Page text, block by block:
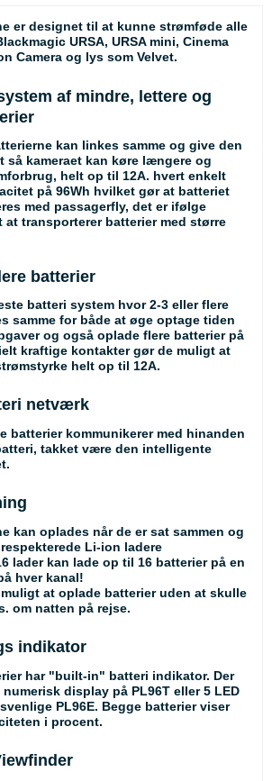
er designet til at kunne strømføde alle
URSA, URSA mini, Cinema
Camera og lys som Velvet.
af mindre, lettere og
kan linkes samme og give den
så kameraet kan køre længere og
helt op til 12A. hvert enkelt
på 96Wh hvilket gør at batteriet
med passagerfly, det er ifølge
at transporterer batterier med større
batterier
batteri system hvor 2-3 eller flere
samme for både at øge optage tiden
og også oplade flere batterier på
kraftige kontakter gør de muligt at
helt op til 12A.
netværk
batterier kommunikerer med hinanden
takket være den intelligente
kan oplades når de er sat sammen og
Li-ion ladere
lader kan lade op til 16 batterier på en
hver kanal!
at oplade batterier uden at skulle
om natten på rejse.
indikator
har "built-in" batteri indikator. Der
display på PL96T eller 5 LED
PL96E. Begge batterier viser
i procent.